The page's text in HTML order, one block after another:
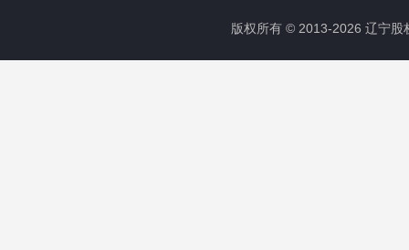
版权所有 © 2013-2026 辽宁